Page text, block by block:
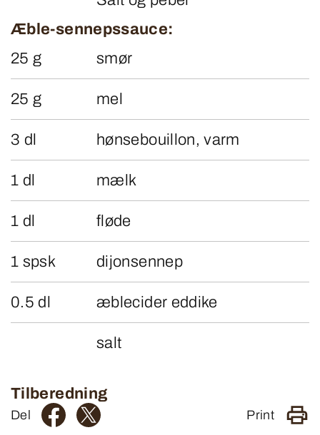
Æble-sennepssauce:
25 g
smør
25 g mel
3 dl hønsebouillon, varm
1 dl mælk
1 dl fløde
1 spsk dijonsennep
0.5 dl æblecider eddike
salt
Tilberedning
Del Print